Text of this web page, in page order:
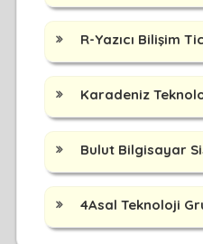
R-Yazıcı Bilişim
Karadeniz
Bulut Bilgisayar
4Asal Teknoloji